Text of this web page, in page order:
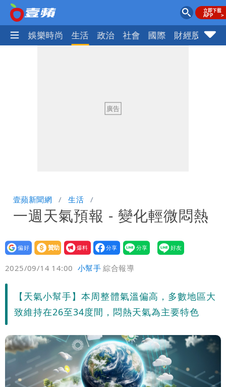
熱門 娛樂時尚 生活 政治 社會 國際 財經股市
壹蘋新聞網 生活
一週天氣預報 - 變化輕微悶熱
設為
贊助
我要
爆料
2025/09/14 14:00 小幫手 綜合報導
【天氣小幫手】本周整體氣溫偏高，多數地區大
致維持在26至34度間，悶熱天氣為主要特色